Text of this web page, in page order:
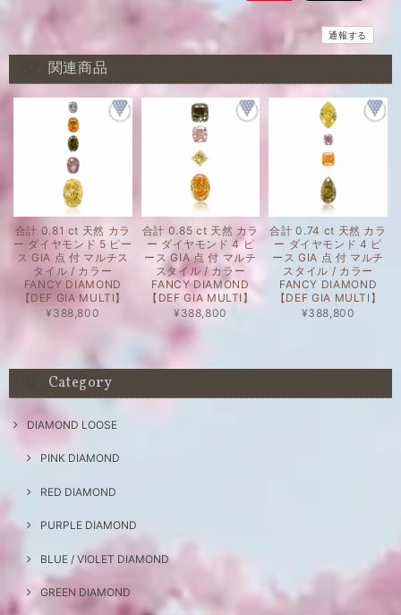
通報する
関連商品
合計 0.81 ct 天然 カラ
ー ダイヤモンド 5 ピー
ス GIA 点 付 マルチス
タイル / カラー
FANCY DIAMOND
【DEF GIA MULTI】
¥388,800
合計 0.85 ct 天然 カラ
ー ダイヤモンド 4 ピ
ース GIA 点 付 マルチ
スタイル / カラー
FANCY DIAMOND
【DEF GIA MULTI】
¥388,800
合計 0.74 ct 天然 カラ
ー ダイヤモンド 4 ピ
ース GIA 点 付 マルチ
スタイル / カラー
FANCY DIAMOND
【DEF GIA MULTI】
¥388,800
Category
DIAMOND LOOSE
PINK DIAMOND
RED DIAMOND
PURPLE DIAMOND
BLUE / VIOLET DIAMOND
GREEN DIAMOND